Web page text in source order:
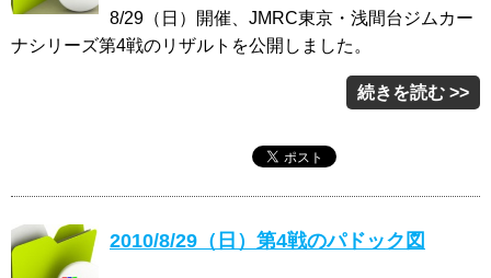
8/29（日）開催、JMRC東京・浅間台ジムカー
ナシリーズ第4戦のリザルトを公開しました。
続きを読む >>
2010/8/29（日）第4戦のパドック図